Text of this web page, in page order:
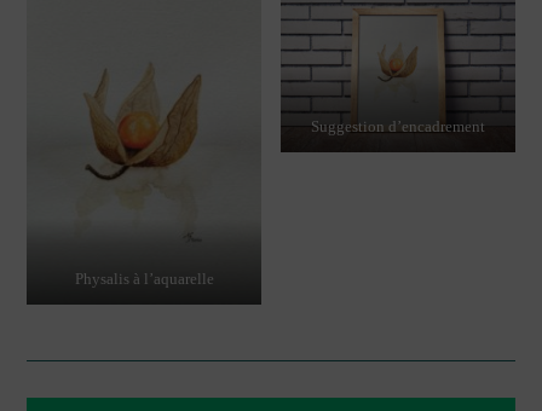
Physalis à l’aquarelle
Suggestion d’encadrement